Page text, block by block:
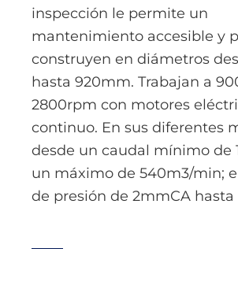
inspección le permite un
mantenimiento accesible y
construyen en diámetros
hasta 920mm. Trabajan a
2800rpm con motores
continuo. En sus diferentes
desde un caudal mínimo de
un máximo de 540m3/min;
de presión de 2mmCA